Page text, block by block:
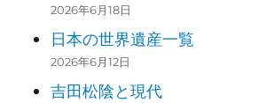
2026年6月18日
日本の世界遺産一覧
2026年6月12日
吉田松陰と現代